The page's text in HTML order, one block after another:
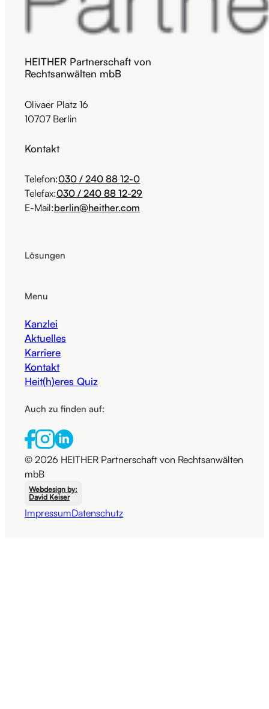
HEITHER Partnerschaft von
Rechtsanwälten mbB
Olivaer Platz 16
10707 Berlin
Kontakt
Telefon:030 / 240 88 12-0
Telefax:030 / 240 88 12-29
E-Mail:berlin@heither.com
Lösungen
Menu
Kanzlei
Aktuelles
Karriere
Kontakt
Heit(h)eres Quiz
Auch zu finden auf:
© 2026 HEITHER Partnerschaft von Rechtsanwälten
mbB
ImpressumDatenschutz
Webdesign by:
David Keiser